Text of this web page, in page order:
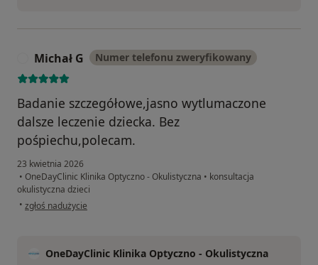
Michał G Numer telefonu zweryfikowany
Badanie szczegółowe,jasno wytlumaczone
dalsze leczenie dziecka. Bez
pośpiechu,polecam.
23 kwietnia 2026
• OneDayClinic Klinika Optyczno - Okulistyczna • konsultacja
okulistyczna dzieci
• w opinii użytkownika Michał G
zgłoś nadużycie
OneDayClinic Klinika Optyczno - Okulistyczna